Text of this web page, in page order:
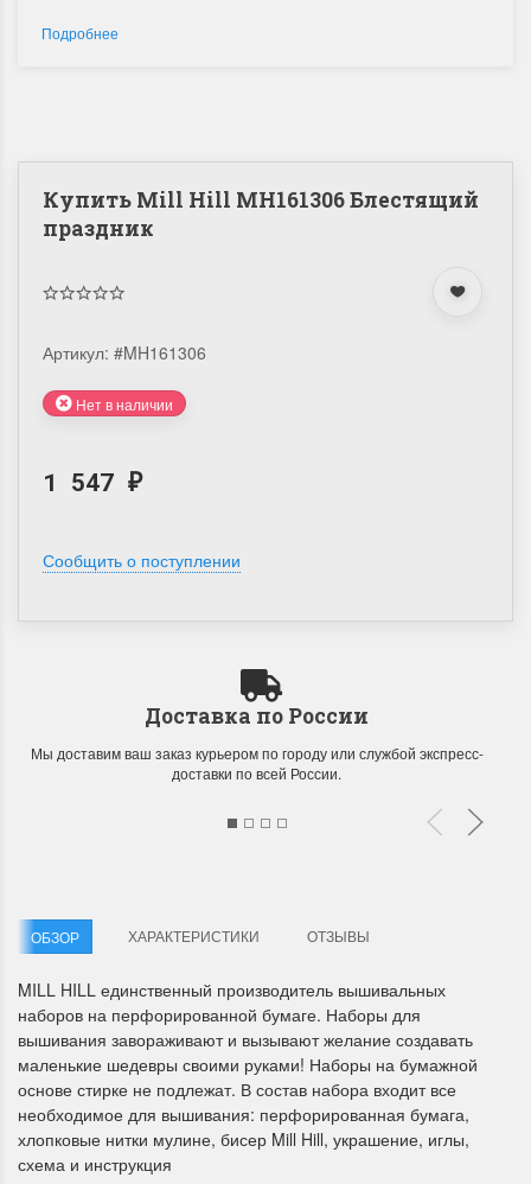
честь первого летнего дня
Чудетство...
ПОДРОБНЕЕ
Анастасия Туманова
1 июня 2024 11:29
Спешите купить...
ПОДРОБНЕЕ
Анастасия Туманова
22 мая 2024 13:01
Подробнее
Купить Mill Hill MH161306 Блестящий
праздник
Артикул: #MH161306
Нет в наличии
1 547 ₽
Сообщить о поступлении
Доставка по России
Мы доставим ваш заказ курьером по городу или службой экспресс-
доставки по всей России.
ОБЗОР ХАРАКТЕРИСТИКИ ОТЗЫВЫ
MILL HILL единственный производитель вышивальных
наборов на перфорированной бумаге. Наборы для
вышивания завораживают и вызывают желание создавать
маленькие шедевры своими руками! Наборы на бумажной
основе стирке не подлежат. В состав набора входит все
необходимое для вышивания: перфорированная бумага,
хлопковые нитки мулине, бисер Mill Hill, украшение, иглы,
схема и инструкция